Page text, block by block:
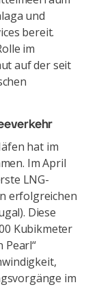
und
bereit.
im
auf der seit
hat im
Im April
LNG-
erfolgreichen
Diese
Kubikmeter
Pearl“
im